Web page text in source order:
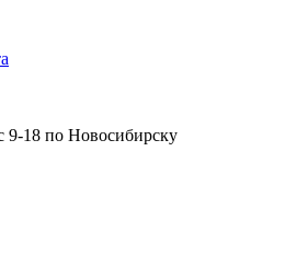
9-18 по Новосибирску